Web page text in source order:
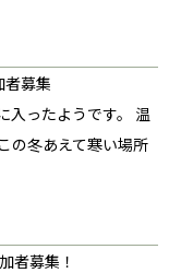
募集
入ったようです。 温
の冬あえて寒い場所
者募集！